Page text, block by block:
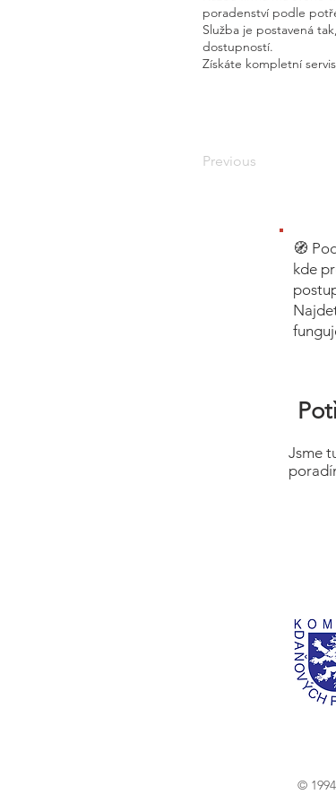
poradenství podle
Služba je postavená
dostupností.
Získáte kompletní
Previous
🧭
kde
Jsme
©